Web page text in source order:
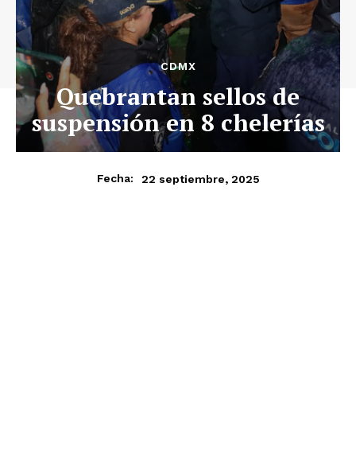
CDMX
Quebrantan sellos de
suspensión en 8 chelerías
Fecha: 22 septiembre, 2025